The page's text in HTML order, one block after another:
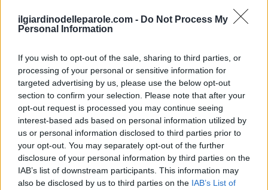
ilgiardinodelleparole.com - Do Not Process My
Personal Information
If you wish to opt-out of the sale, sharing to third parties, or
processing of your personal or sensitive information for
targeted advertising by us, please use the below opt-out
section to confirm your selection. Please note that after your
opt-out request is processed you may continue seeing
interest-based ads based on personal information utilized by
us or personal information disclosed to third parties prior to
your opt-out. You may separately opt-out of the further
disclosure of your personal information by third parties on the
IAB’s list of downstream participants. This information may
also be disclosed by us to third parties on the IAB’s List of
Non riesci ancora a trovare un livello specifico?
Lascia un commento qui sotto e saremo più che
Risposte aggiornate: 2026-05-19